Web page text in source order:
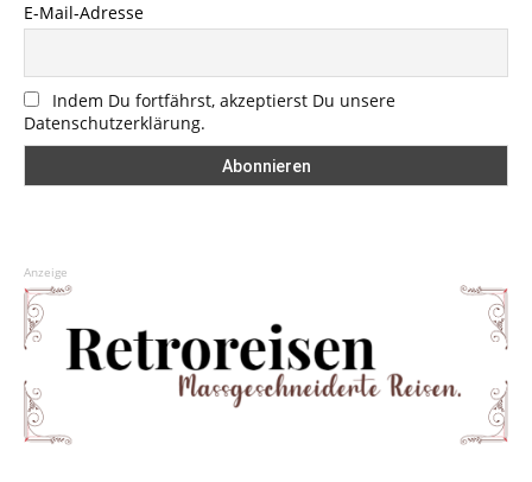
E-Mail-Adresse
Indem Du fortfährst, akzeptierst Du unsere
Datenschutzerklärung.
Anzeige